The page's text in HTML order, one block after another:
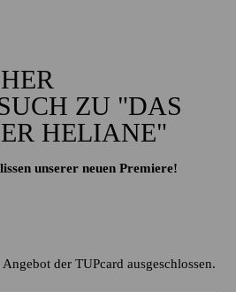
ZU "DAS
HELIANE"
unserer neuen Premiere!
der TUPcard ausgeschlossen.